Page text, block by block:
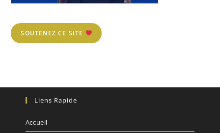
SOUTENEZ CE SITE
Liens Rapide
Accueil